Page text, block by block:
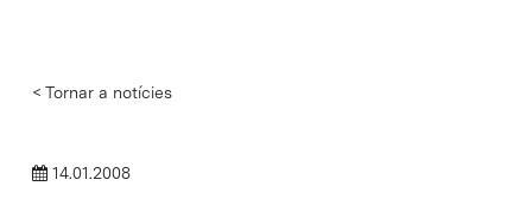
< Tornar a notícies
14.01.2008